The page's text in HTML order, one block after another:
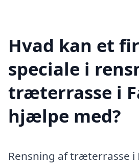
Hvad kan et
speciale i
træterrasse i
hjælpe med?
Rensning af træterrasse i